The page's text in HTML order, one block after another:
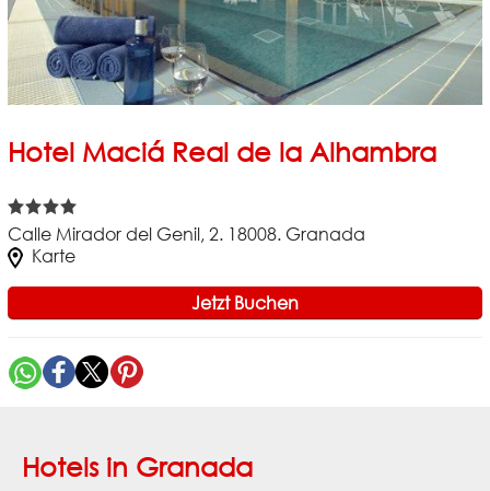
Hotel Maciá Real de la Alhambra
Calle Mirador del Genil, 2. 18008. Granada
Karte
Jetzt Buchen
Hotels in Granada